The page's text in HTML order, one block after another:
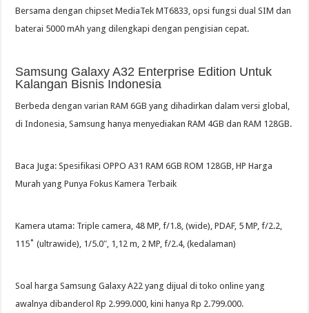
Bersama dengan chipset MediaTek MT6833, opsi fungsi dual SIM dan
baterai 5000 mAh yang dilengkapi dengan pengisian cepat.
Samsung Galaxy A32 Enterprise Edition Untuk
Kalangan Bisnis Indonesia
Berbeda dengan varian RAM 6GB yang dihadirkan dalam versi global,
di Indonesia, Samsung hanya menyediakan RAM 4GB dan RAM 128GB.
Baca Juga: Spesifikasi OPPO A31 RAM 6GB ROM 128GB, HP Harga
Murah yang Punya Fokus Kamera Terbaik
Kamera utama: Triple camera, 48 MP, f/1.8, (wide), PDAF, 5 MP, f/2.2,
115˚ (ultrawide), 1/5.0″, 1,12 m, 2 MP, f/2.4, (kedalaman)
Soal harga Samsung Galaxy A22 yang dijual di toko online yang
awalnya dibanderol Rp 2.999.000, kini hanya Rp 2.799.000.